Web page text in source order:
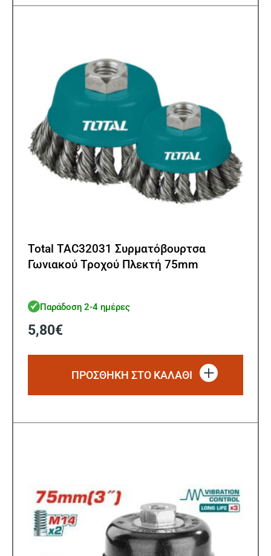
Total TAC32031 Συρματόβουρτσα
Γωνιακού Τροχού Πλεκτή 75mm
Παράδοση 2-4 ημέρες
5,80€
ΠΡΟΣΘΗΚΗ ΣΤΟ ΚΑΛΑΘΙ